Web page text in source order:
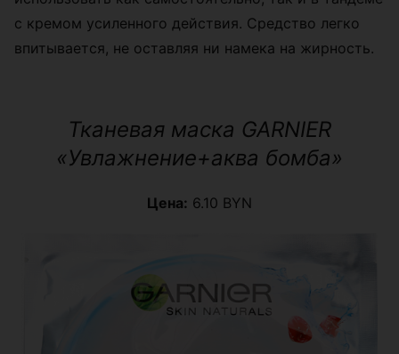
с кремом усиленного действия. Средство легко
впитывается, не оставляя ни намека на жирность.
Тканевая маска GARNIER
«Увлажнение+аква бомба»
Цена: 6.10 BYN